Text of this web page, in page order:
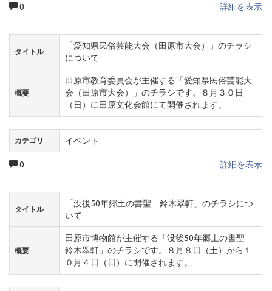
0 詳細を表示
タイトル
「愛知県民俗芸能大会（田原市大会）」のチラシ
について
概要
田原市教育委員会が主催する「愛知県民俗芸能大
会（田原市大会）」のチラシです。８月３０日
（日）に田原文化会館にて開催されます。
カテゴリ イベント
0 詳細を表示
タイトル
「没後50年郷土の書聖 鈴木翠軒」のチラシにつ
いて
概要
田原市博物館が主催する「没後50年郷土の書聖
鈴木翠軒」のチラシです。８月８日（土）から１
０月４日（日）に開催されます。